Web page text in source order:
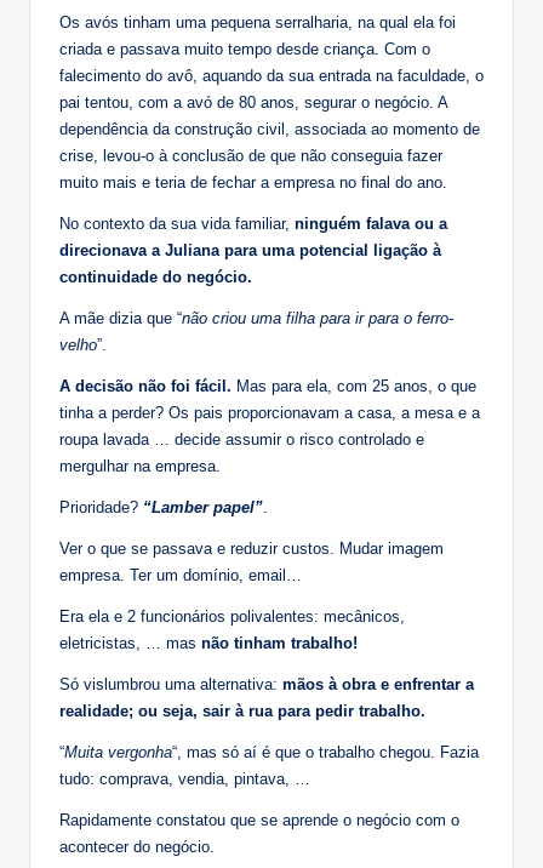
Os avós tinham uma pequena serralharia, na qual ela foi
criada e passava muito tempo desde criança. Com o
falecimento do avô, aquando da sua entrada na faculdade, o
pai tentou, com a avó de 80 anos, segurar o negócio. A
dependência da construção civil, associada ao momento de
crise, levou-o à conclusão de que não conseguia fazer
muito mais e teria de fechar a empresa no final do ano.
No contexto da sua vida familiar, ninguém falava ou a
direcionava a Juliana para uma potencial ligação à
continuidade do negócio.
A mãe dizia que “não criou uma filha para ir para o ferro-
velho”.
A decisão não foi fácil. Mas para ela, com 25 anos, o que
tinha a perder? Os pais proporcionavam a casa, a mesa e a
roupa lavada … decide assumir o risco controlado e
mergulhar na empresa.
Prioridade? “Lamber papel”.
Ver o que se passava e reduzir custos. Mudar imagem
empresa. Ter um domínio, email…
Era ela e 2 funcionários polivalentes: mecânicos,
eletricistas, … mas não tinham trabalho!
Só vislumbrou uma alternativa: mãos à obra e enfrentar a
realidade; ou seja, sair à rua para pedir trabalho.
“Muita vergonha“, mas só aí é que o trabalho chegou. Fazia
tudo: comprava, vendia, pintava, …
Rapidamente constatou que se aprende o negócio com o
acontecer do negócio.